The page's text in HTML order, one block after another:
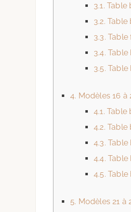
3.1. Table
3.2. Table
3.3. Table
3.4. Table
3.5. Table
4. Modèles 16 à
4.1. Table
4.2. Table
4.3. Table
4.4. Table
4.5. Table
5. Modèles 21 à